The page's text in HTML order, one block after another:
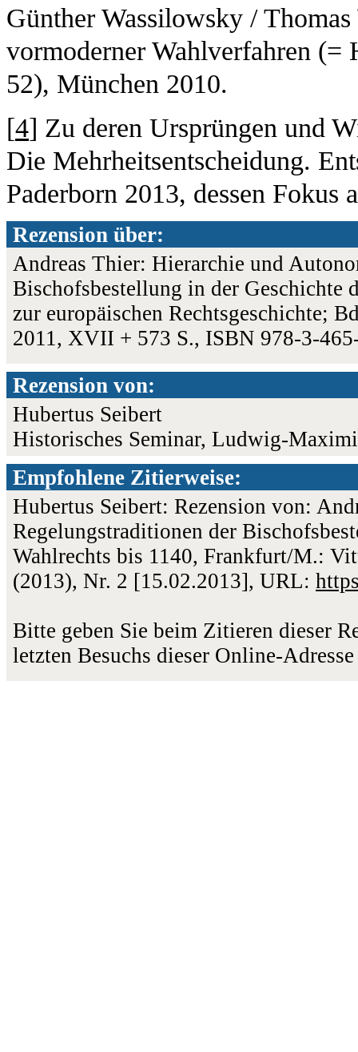
Günther Wassilowsky /
vormoderner Wahlverfahren
52), München 2010.
[4] Zu deren Ursprüngen und
Die Mehrheitsentscheidung.
Paderborn 2013, dessen Fokus
Rezension über:
Andreas Thier: Hierarchie und
Bischofsbestellung in der Geschichte
zur europäischen Rechtsgeschichte;
2011, XVII + 573 S., ISBN 978-3-
Rezension von:
Hubertus Seibert
Historisches Seminar, Ludwig-
Empfohlene Zitierweise:
Hubertus Seibert: Rezension von:
Regelungstraditionen der
Wahlrechts bis 1140, Frankfurt/M.:
(2013), Nr. 2 [15.02.2013], URL:
Bitte geben Sie beim Zitieren dieser
letzten Besuchs dieser Online-Adresse